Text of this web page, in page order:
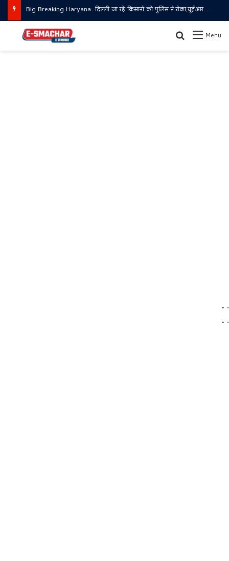
Big Breaking Haryana: दिल्ली जा रहे किसानों को पुलिस ने रोका,यूईआर पर बैरिकेडिंग
Menu
Search for
" "
" "